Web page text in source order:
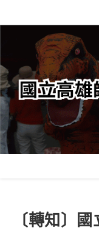
轉
要
內
容
〔轉知〕